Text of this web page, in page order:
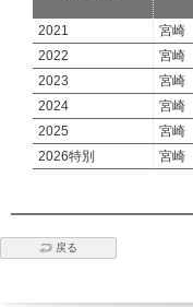
2021
宮崎
2022
宮崎
2023
宮崎
2024
宮崎
2025
宮崎
2026特別
宮崎
戻る